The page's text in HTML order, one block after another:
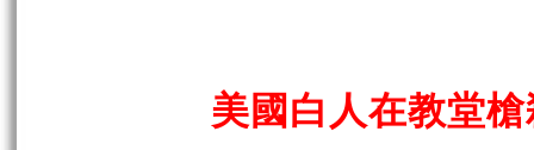
美國白人在教堂